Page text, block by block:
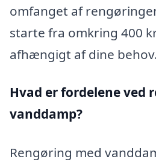
omfanget af
starte fra omkring 400
afhængigt af dine behov.
Hvad er fordelene ved
vanddamp?
Rengøring med